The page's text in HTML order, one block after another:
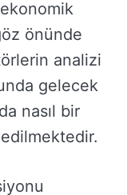
önünde
analizi
gelecek
nasıl bir